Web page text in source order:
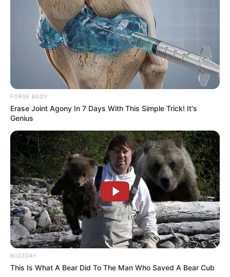
FORGE BODY
Erase Joint Agony In 7 Days With This Simple Trick! It's
Genius
BUZZDAY
This Is What A Bear Did To The Man Who Saved A Bear Cub